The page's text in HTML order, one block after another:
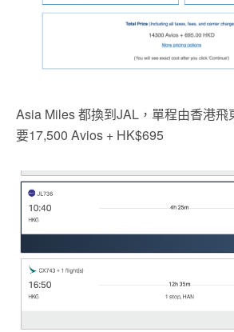
Asia Miles 都換到JAL，單程由香港飛
要17,500 Avios + HK$695